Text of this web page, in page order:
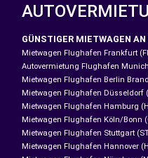
GÜNSTIGER MIETWAGEN
Mietwagen Flughafen Frankfurt
Autovermietung Flughafen
Mietwagen Flughafen Berlin
Mietwagen Flughafen Düsseldorf
Mietwagen Flughafen Hamburg
Mietwagen Flughafen Köln/Bonn
Mietwagen Flughafen Stuttgart
Mietwagen Flughafen Hannover